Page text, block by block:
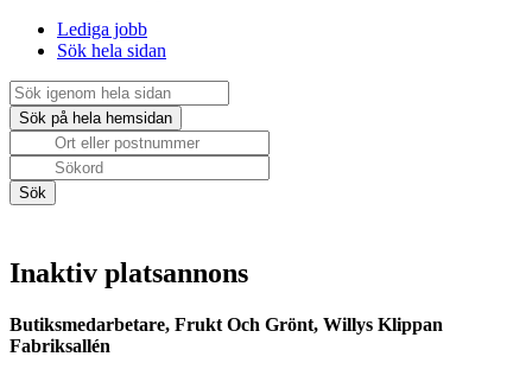
Lediga jobb
Sök hela sidan
Inaktiv platsannons
Butiksmedarbetare, Frukt Och Grönt, Willys Klippan
Fabriksallén